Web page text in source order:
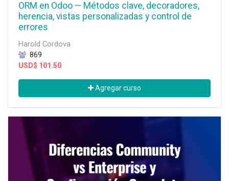
ORM en Odoo — Métodos clave, decoradores,
herencia, vistas personalizadas y control de
errores
Harold Cordova
869
USD$ 101.50
Agregar curso